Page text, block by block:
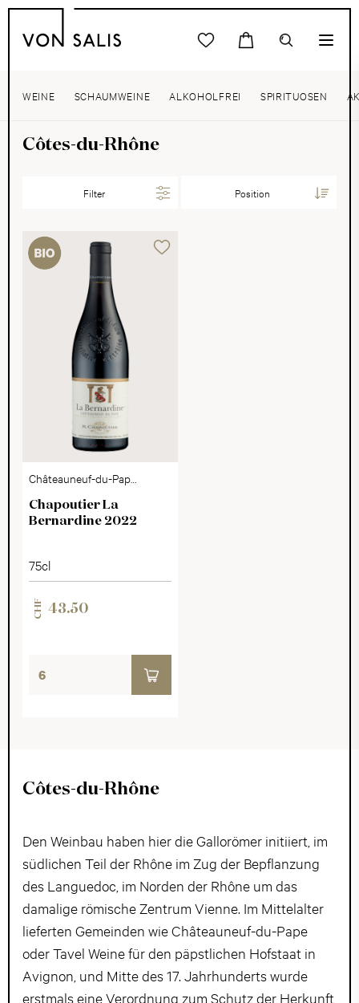
WEINE SCHAUMWEINE ALKOHOLFREI SPIRITUOSEN
Côtes-du-Rhône
Filter
Châteauneuf-du-Pape
AOC
Chapoutier La
Bernardine 2022
75cl
CHF 43.50
Côtes-du-Rhône
Den Weinbau haben hier die Gallorömer initiiert, im
südlichen Teil der Rhône im Zug der Bepflanzung
des Languedoc, im Norden der Rhône um das
damalige römische Zentrum Vienne. Im Mittelalter
lieferten Gemeinden wie Châteauneuf-du-Pape
oder Tavel Weine für den päpstlichen Hofstaat in
Avignon, und Mitte des 17. Jahrhunderts wurde
erstmals eine Verordnung zum Schutz der Herkunft